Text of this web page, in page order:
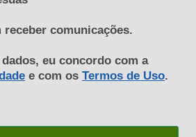
receber comunicações.
eu concordo com a
e com os Termos de Uso.